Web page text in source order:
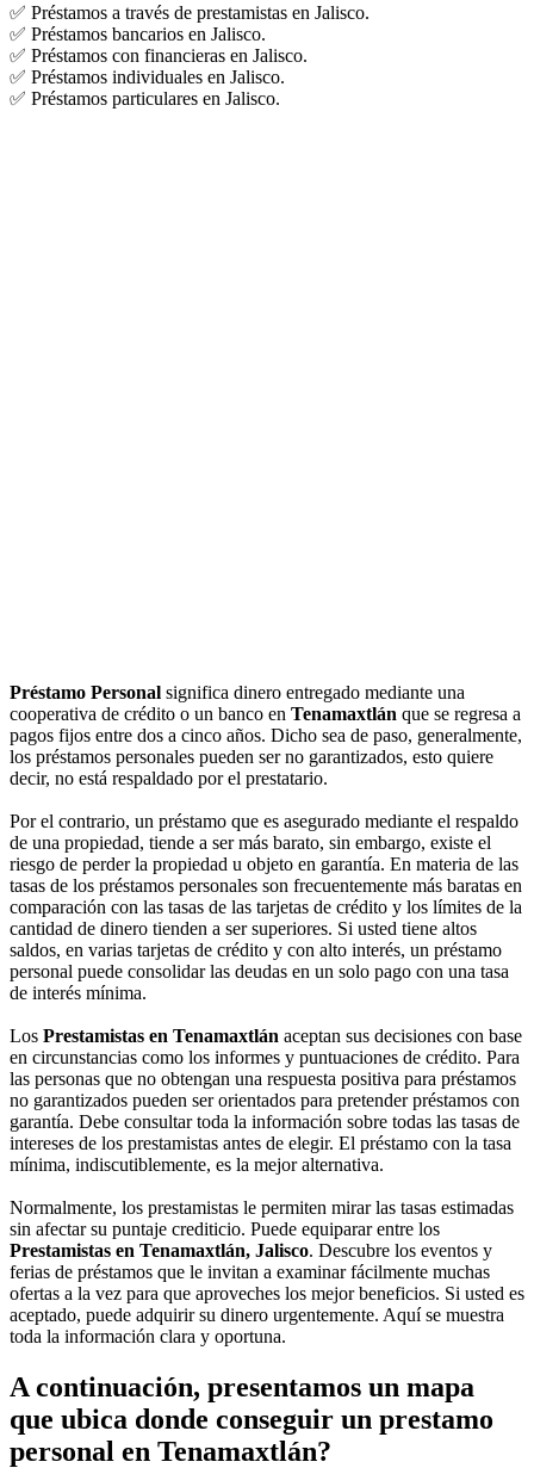
✅ Préstamos a través de prestamistas en Jalisco.
✅ Préstamos bancarios en Jalisco.
✅ Préstamos con financieras en Jalisco.
✅ Préstamos individuales en Jalisco.
✅ Préstamos particulares en Jalisco.
Préstamo Personal significa dinero entregado mediante una
cooperativa de crédito o un banco en Tenamaxtlán que se regresa a
pagos fijos entre dos a cinco años. Dicho sea de paso, generalmente,
los préstamos personales pueden ser no garantizados, esto quiere
decir, no está respaldado por el prestatario.
Por el contrario, un préstamo que es asegurado mediante el respaldo
de una propiedad, tiende a ser más barato, sin embargo, existe el
riesgo de perder la propiedad u objeto en garantía. En materia de las
tasas de los préstamos personales son frecuentemente más baratas en
comparación con las tasas de las tarjetas de crédito y los límites de la
cantidad de dinero tienden a ser superiores. Si usted tiene altos
saldos, en varias tarjetas de crédito y con alto interés, un préstamo
personal puede consolidar las deudas en un solo pago con una tasa
de interés mínima.
Los Prestamistas en Tenamaxtlán aceptan sus decisiones con base
en circunstancias como los informes y puntuaciones de crédito. Para
las personas que no obtengan una respuesta positiva para préstamos
no garantizados pueden ser orientados para pretender préstamos con
garantía. Debe consultar toda la información sobre todas las tasas de
intereses de los prestamistas antes de elegir. El préstamo con la tasa
mínima, indiscutiblemente, es la mejor alternativa.
Normalmente, los prestamistas le permiten mirar las tasas estimadas
sin afectar su puntaje crediticio. Puede equiparar entre los
Prestamistas en Tenamaxtlán, Jalisco. Descubre los eventos y
ferias de préstamos que le invitan a examinar fácilmente muchas
ofertas a la vez para que aproveches los mejor beneficios. Si usted es
aceptado, puede adquirir su dinero urgentemente. Aquí se muestra
toda la información clara y oportuna.
A continuación, presentamos un mapa
que ubica donde conseguir un prestamo
personal en Tenamaxtlán?